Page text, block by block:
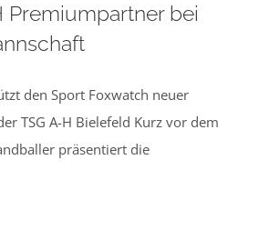
Premiumpartner bei
den Sport Foxwatch neuer
TSG A-H Bielefeld Kurz vor dem
präsentiert die